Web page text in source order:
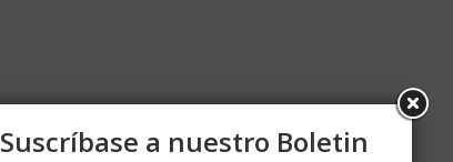
Suscríbase a nuestro Boletin